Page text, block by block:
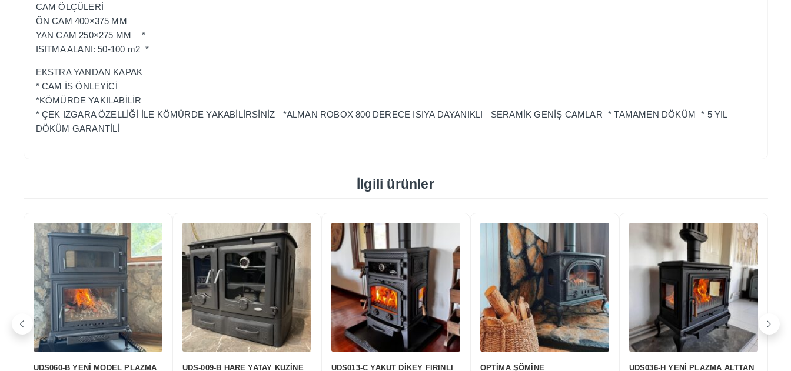
CAM ÖLÇÜLERİ
ÖN CAM 400×375 MM
YAN CAM 250×275 MM *
ISITMA ALANI: 50-100 m2 *
EKSTRA YANDAN KAPAK
* CAM İS ÖNLEYİCİ
*KÖMÜRDE YAKILABİLİR
* ÇEK IZGARA ÖZELLİĞİ İLE KÖMÜRDE YAKABİLİRSİNİZ *ALMAN ROBOX 800 DERECE ISIYA DAYANIKLI SERAMİK GENİŞ CAMLAR * TAMAMEN DÖKÜM * 5 YIL
DÖKÜM GARANTİLİ
İlgili ürünler
UDS 002 OPTİMA TEK CAMLI
UDS-003 CEYLAN YATAY ÇİFT
UDS036 X PLAZMA TEK CAMLI
UDS 057-B İNCİ 3 CAMLI
UDS-058C İNCİ FIRINLI YAN